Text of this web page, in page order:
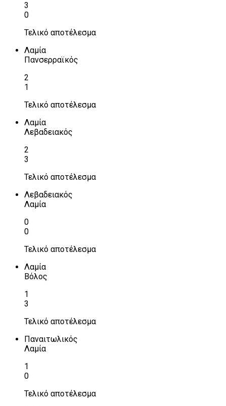
3
0
Τελικό αποτέλεσμα
Λαμία
Πανσερραϊκός
2
1
Τελικό αποτέλεσμα
Λαμία
Λεβαδειακός
2
3
Τελικό αποτέλεσμα
Λεβαδειακός
Λαμία
0
0
Τελικό αποτέλεσμα
Λαμία
Βόλος
1
3
Τελικό αποτέλεσμα
Παναιτωλικός
Λαμία
1
0
Τελικό αποτέλεσμα